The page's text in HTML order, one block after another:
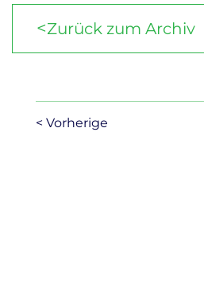
<Zurück zum Archiv
< Vorherige